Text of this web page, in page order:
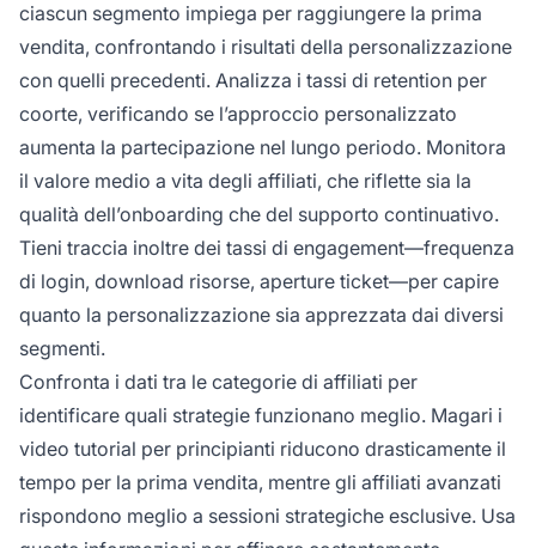
ciascun segmento impiega per raggiungere la prima
vendita, confrontando i risultati della personalizzazione
con quelli precedenti. Analizza i tassi di retention per
coorte, verificando se l’approccio personalizzato
aumenta la partecipazione nel lungo periodo. Monitora
il valore medio a vita degli affiliati, che riflette sia la
qualità dell’onboarding che del supporto continuativo.
Tieni traccia inoltre dei tassi di engagement—frequenza
di login, download risorse, aperture ticket—per capire
quanto la personalizzazione sia apprezzata dai diversi
segmenti.
Confronta i dati tra le categorie di affiliati per
identificare quali strategie funzionano meglio. Magari i
video tutorial per principianti riducono drasticamente il
tempo per la prima vendita, mentre gli affiliati avanzati
rispondono meglio a sessioni strategiche esclusive. Usa